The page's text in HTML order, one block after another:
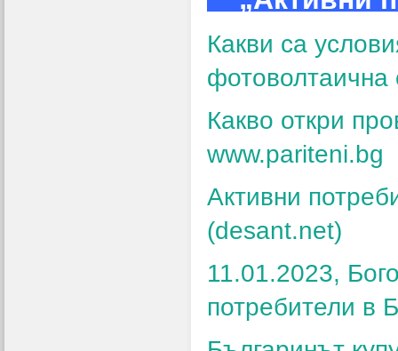
Какви са
Какво откри
www.pariteni.bg
Активни
(desant.net)
11.01.2023,
потребители в